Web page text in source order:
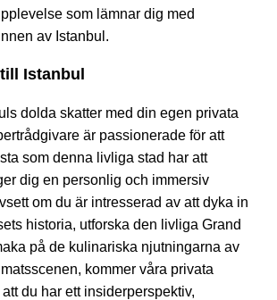
som lämnar dig med
av Istanbul.
Istanbul
dolda skatter med din egen privata
är passionerade för att
som denna livliga stad har att
dig en personlig och immersiv
om du är intresserad av att dyka in
historia, utforska den livliga Grand
på de kulinariska njutningarna av
kommer våra privata
du har ett insiderperspektiv,